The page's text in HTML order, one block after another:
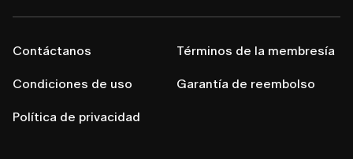
Contáctanos
Condiciones de uso
Política de privacidad
Términos de la membresía
Garantía de reembolso